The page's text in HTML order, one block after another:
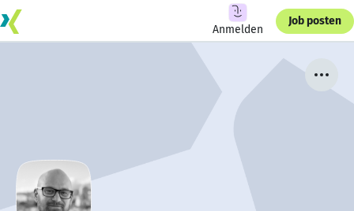
Anmelden
Job posten